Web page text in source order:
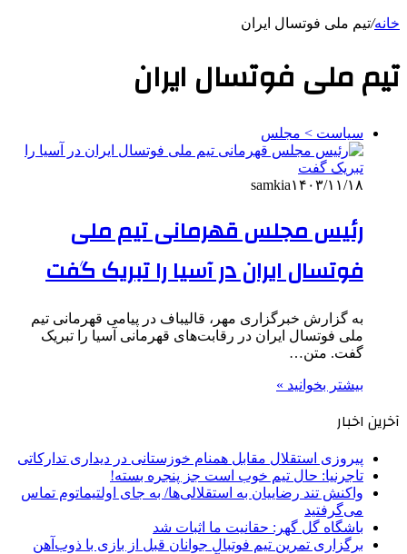
خانه/تیم ملی فوتسال ایران
تیم ملی فوتسال ایران
سیاست > مجلس
samkia۱۴۰۳/۱۱/۱۸
رئیس مجلس قهرمانی تیم ملی
فوتسال ایران در آسیا را تبریک گفت
به گزارش خبرگزاری مهر، قالیباف در پیامی قهرمانی تیم
ملی فوتسال ایران در رقابت‌های قهرمانی آسیا را تبریک
گفت. متن…
بیشتر بخوانید »
آخرین اخبار
پیروزی استقلال مقابل همنام خوزستانی در دیداری تدارکاتی
تاجرنیا: حال تیم خوب است جز پنجره بسته!
واکنش تند رضاییان به استقلالی‌ها/ به جای اولتیماتوم تماس
می‌گرفتید
باشگاه گل گهر: حقانیت ما اثبات شد
برگزاری تمرین تیم فوتبال جوانان قبل از بازی با ذوب‌آهن